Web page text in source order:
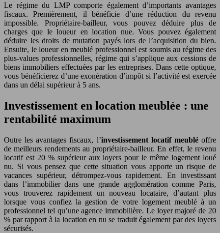
Le régime du LMP comporte également d’importants avantages
fiscaux. Premièrement, il bénéficie d’une réduction du revenu
impossible. Propriétaire-bailleur, vous pouvez déduire plus de
charges que le loueur en location nue. Vous pouvez également
déduire les droits de mutation payés lors de l’acquisition du bien.
Ensuite, le loueur en meublé professionnel est soumis au régime des
plus-values professionnelles, régime qui s’applique aux cessions de
biens immobiliers effectuées par les entreprises. Dans cette optique,
vous bénéficierez d’une exonération d’impôt si l’activité est exercée
dans un délai supérieur à 5 ans.
Investissement en location meublée : une
rentabilité maximum
Outre les avantages fiscaux, l’investissement locatif meubléoffre
de meilleurs rendements au propriétaire-bailleur. En effet, le revenu
locatif est 20 % supérieur aux loyers pour le même logement loué
nu. Si vous pensez que cette situation vous apporte un risque de
vacances supérieur, détrompez-vous rapidement. En investissant
dans l’immobilier dans une grande agglomération comme Paris,
vous trouverez rapidement un nouveau locataire, d’autant plus
lorsque vous confiez la gestion de votre logement meublé à un
professionnel tel qu’une agence immobilière. Le loyer majoré de 20
% par rapport à la location en nu se traduit également par des loyers
sécurisés.